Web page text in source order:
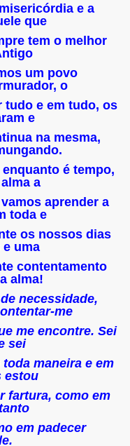
e a
que
tem o melhor
um povo
o
tudo e em tudo, os
e
na mesma,
é tempo,
a
aprender a
toda e
os nossos dias
uma
contentamento
alma!
necessidade,
me
me encontre. Sei
sei
maneira e em
estou
fartura, como em
em padecer